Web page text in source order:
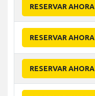
RESERVAR AHORA
RESERVAR AHORA
RESERVAR AHORA